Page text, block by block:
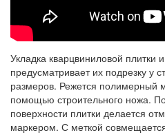
Укладка кварцвиниловой плитки
предусматривает их подрезку у
размеров. Режется полимерный
помощью строительного ножа.
поверхности плитки делается
маркером. С меткой